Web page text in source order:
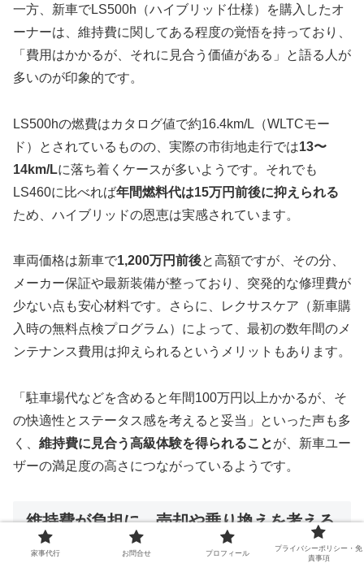
一方、新車でLS500h（ハイブリッド仕様）を購入したオ
ーナーは、維持費に関してある程度の覚悟を持っており、
「費用はかかるが、それに見合う価値がある」と語る人が
多いのが印象的です。
LS500hの燃費はカタログ値で約16.4km/L（WLTCモー
ド）とされているものの、実際の市街地走行では13〜
14km/Lに落ち着くケースが多いようです。それでも
LS460に比べれば年間燃料代は15万円前後に抑えられる
ため、ハイブリッドの恩恵は実感されています。
車両価格は新車で1,200万円前後と高額ですが、その分、
メーカー保証や最新装備が整っており、突発的な修理費が
少ない点も安心材料です。さらに、レクサスケア（新車購
入時の無料点検プログラム）によって、最初の数年間のメ
ンテナンス費用は抑えられるというメリットもあります。
「駐車場代などを含めると年間100万円以上かかるが、そ
の快適性とステータス感を考えると妥当」といった声も多
く、 維持費に見合う高級体験を得られることが、新車ユー
ザーの満足度の高さにつながっているようです。
維持費が負担に…売却や乗り換えを考える
べきタイミング
家事代行 お問合せ プロフィール
プライバシーポリシー・免
責事項